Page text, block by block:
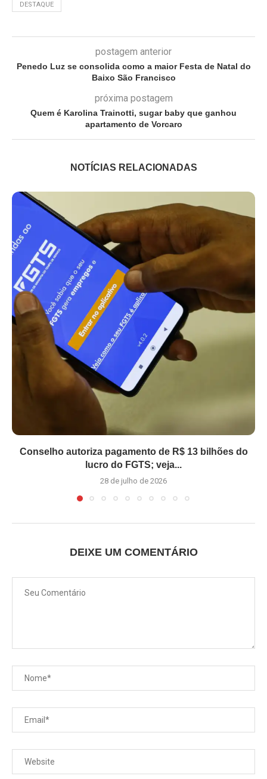
DESTAQUE
postagem anterior
Penedo Luz se consolida como a maior Festa de Natal do
Baixo São Francisco
próxima postagem
Quem é Karolina Trainotti, sugar baby que ganhou
apartamento de Vorcaro
NOTÍCIAS RELACIONADAS
Conselho autoriza pagamento de R$ 13 bilhões do
lucro do FGTS; veja...
28 de julho de 2026
DEIXE UM COMENTÁRIO